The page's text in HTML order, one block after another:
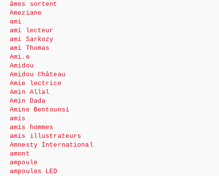
âmes sortent
Ameziane
ami
ami lecteur
ami Sarkozy
ami Thomas
Ami.e
Amidou
Amidou Château
Amie lectrice
Amin Allal
Amin Dada
Amine Bentounsi
amis
amis hommes
amis illustrateurs
Amnesty International
amont
ampoule
ampoules LED